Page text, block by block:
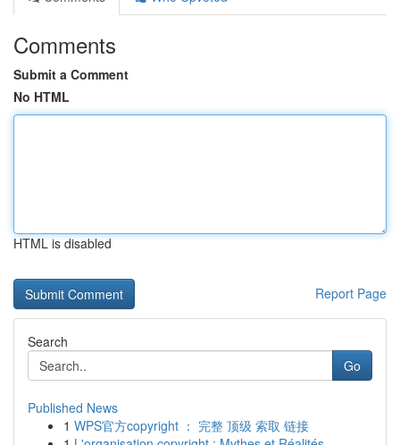
Comments
Submit a Comment
No HTML
HTML is disabled
Report Page
Search
Go
Published News
1 WPS官方copyright ： 完整 顶级 索取 链接